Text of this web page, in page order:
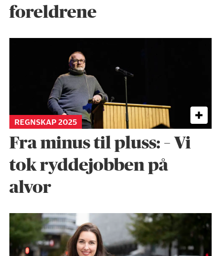
foreldrene
REGNSKAP 2025
Fra minus til pluss: – Vi
tok ryddejobben på
alvor